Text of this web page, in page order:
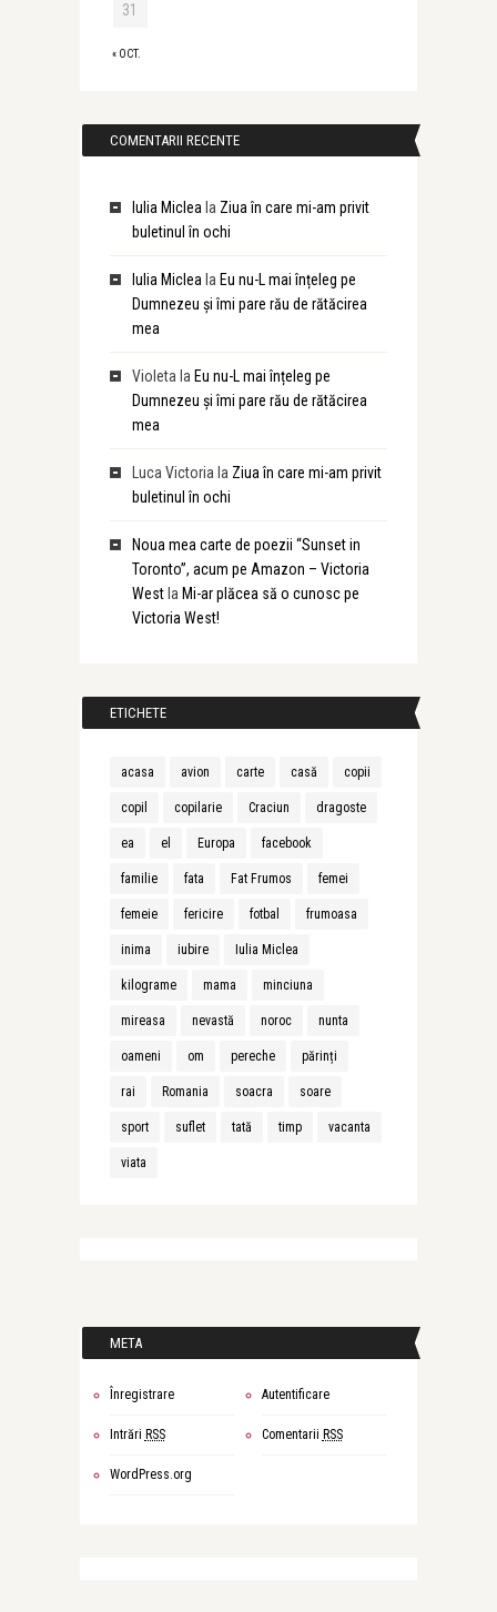
« OCT.
31
COMENTARII RECENTE
Iulia Miclea la Ziua în care mi-am privit
buletinul în ochi
Iulia Miclea la Eu nu-L mai înțeleg pe
Dumnezeu și îmi pare rău de rătăcirea
mea
Violeta la Eu nu-L mai înțeleg pe
Dumnezeu și îmi pare rău de rătăcirea
mea
Luca Victoria la Ziua în care mi-am privit
buletinul în ochi
Noua mea carte de poezii “Sunset in
Toronto”, acum pe Amazon – Victoria
Westla Mi-ar plăcea să o cunosc pe
Victoria West!
ETICHETE
acasa avion carte casă copii
copil copilarie Craciun dragoste
ea el Europa facebook
familie fata Fat Frumos femei
femeie fericire fotbal frumoasa
inima iubire Iulia Miclea
kilograme mama minciuna
mireasa nevastă noroc nunta
oameni om pereche părinți
rai Romania soacra soare
sport suflet tată timp vacanta
viata
META
Înregistrare Autentificare
Intrări RSS Comentarii RSS
WordPress.org